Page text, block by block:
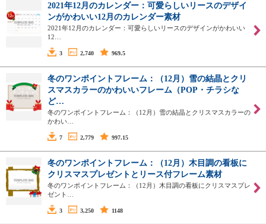
2021年12月のカレンダー：可愛らしいリースのデザイ
ンがかわいい12月のカレンダー素材
2021年12月のカレンダー：可愛らしいリースのデザインがかわいい
12…
3 2,740 969.5
冬のワンポイントフレーム：（12月）雪の結晶とクリ
スマスカラーのかわいいフレーム（POP・チラシな
ど…
冬のワンポイントフレーム：（12月）雪の結晶とクリスマスカラーの
かわい…
7 2,779 997.15
冬のワンポイントフレーム：（12月）木目調の看板に
クリスマスプレゼントとリース付フレーム素材
冬のワンポイントフレーム：（12月）木目調の看板にクリスマスプレ
ゼント…
3 3,250 1148